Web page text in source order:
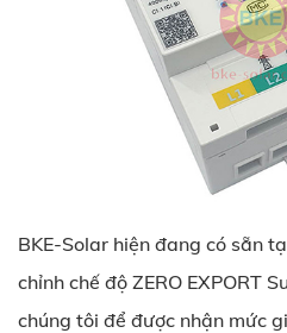
BKE-Solar hiện đang có sẵn
chỉnh chế độ ZERO EXPORT
chúng tôi để được nhận mức